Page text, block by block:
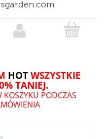
HOT WSZYSTKIE
TANIEJ.
PODCZAS